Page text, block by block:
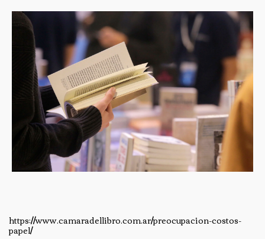
https://www.camaradellibro.com.ar/preocupacion-costos-
papel/